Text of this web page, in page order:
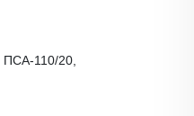
ПСА-110/20,